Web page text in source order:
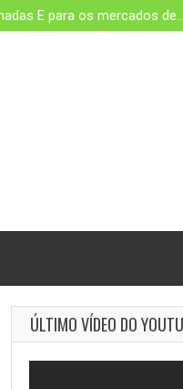
E para os mercados de…
ÚLTIMO VÍDEO DO